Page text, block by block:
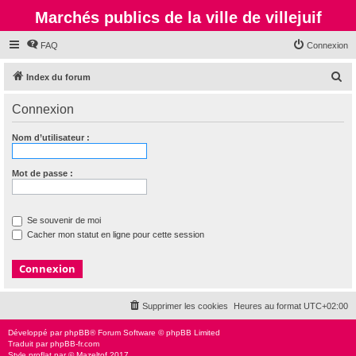
Marchés publics de la ville de villejuif
FAQ Connexion
Index du forum
Connexion
Nom d’utilisateur :
Mot de passe :
Se souvenir de moi
Cacher mon statut en ligne pour cette session
Heures au format UTC+02:00
Supprimer les cookies
Développé parphpBB® Forum Software © phpBB Limited
Traduit parphpBB-fr.com